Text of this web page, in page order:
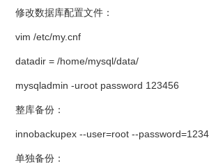
修改数据库配置文件：
vim /etc/my.cnf
datadir = /home/mysql/data/
mysqladmin -uroot password 123456
整库备份：
innobackupex --user=root --
单独备份：